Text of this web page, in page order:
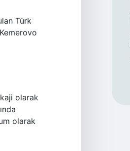
Türk
olarak
olarak